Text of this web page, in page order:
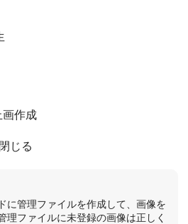
画作成
じる
に管理ファイルを作成して、画像を
理ファイルに未登録の画像は正しく